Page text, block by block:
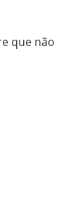
que não